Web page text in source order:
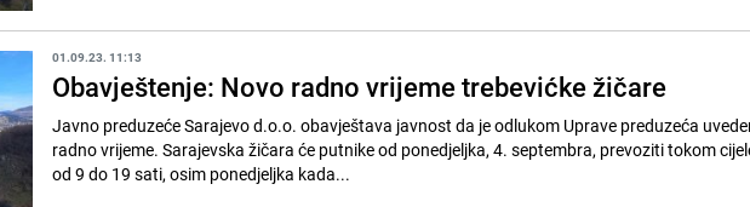
01.09.23. 11:13
Obavještenje: Novo radno vrijeme trebevićke žičare
Javno preduzeće Sarajevo d.o.o. obavještava javnost da je odlukom Uprave preduzeća
radno vrijeme. Sarajevska žičara će putnike od ponedjeljka, 4. septembra, prevoziti tokom
od 9 do 19 sati, osim ponedjeljka kada...